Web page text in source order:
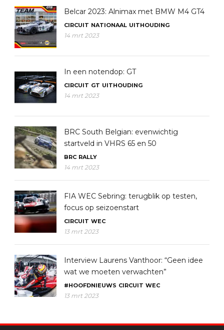
Belcar 2023: Alnimax met BMW M4 GT4
CIRCUIT NATIONAAL UITHOUDING
14 mrt 2023
In een notendop: GT
CIRCUIT GT UITHOUDING
14 mrt 2023
BRC South Belgian: evenwichtig
startveld in VHRS 65 en 50
BRC RALLY
14 mrt 2023
FIA WEC Sebring: terugblik op testen,
focus op seizoenstart
CIRCUIT WEC
13 mrt 2023
Interview Laurens Vanthoor: “Geen idee
wat we moeten verwachten”
#HOOFDNIEUWS CIRCUIT WEC
13 mrt 2023